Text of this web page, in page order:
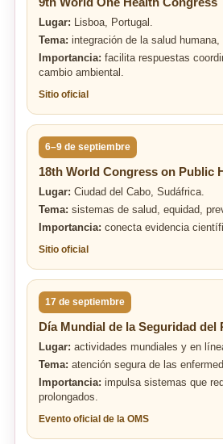
Lugar: Lisboa, Portugal.
Tema: integración de la salud humana,
Importancia: facilita respuestas
cambio ambiental.
Sitio oficial
6–9 de septiembre
18th World Congress on Public
Lugar: Ciudad del Cabo, Sudáfrica.
Tema: sistemas de salud, equidad,
Importancia: conecta evidencia
Sitio oficial
17 de septiembre
Día Mundial de la Seguridad del
Lugar: actividades mundiales y en
Tema: atención segura de las
Importancia: impulsa sistemas que
prolongados.
Evento oficial de la OMS